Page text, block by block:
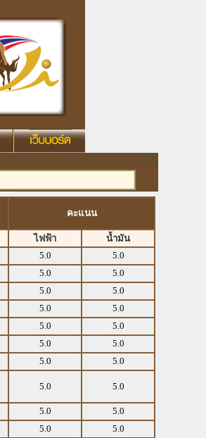
คะแนน
ไฟฟ้า
น้ำมัน
5.0
5.0
5.0
5.0
5.0
5.0
5.0
5.0
5.0
5.0
5.0
5.0
5.0
5.0
5.0 5.0
5.0
5.0
5.0
5.0